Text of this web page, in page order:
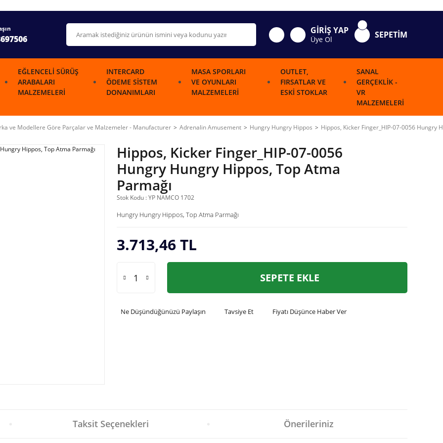
GİRİŞ YAP
Üye Ol SEPETİM
EĞLENCELI SÜRÜŞ
ARABALARI
MALZEMELERI
INTERCARD
ÖDEME SISTEM
DONANIMLARI
MASA SPORLARI
VE OYUNLARI
MALZEMELERI
OUTLET,
FIRSATLAR VE
ESKI STOKLAR
SANAL
GERÇEKLIK -
VR
MALZEMELERI
ve Modellere Göre Parçalar ve Malzemeler - Manufacturer Adrenalin Amusement Hungry Hungry Hippos Hippos, Kicker Finger_HIP-07-0056 Hungry
Hippos, Kicker Finger_HIP-07-0056
Hungry Hungry Hippos, Top Atma
Parmağı
Stok Kodu : YP NAMCO 1702
Hungry Hungry Hippos, Top Atma Parmağı
3.713,46 TL
SEPETE EKLE
Ne Düşündüğünüzü Paylaşın Tavsiye Et Fiyatı Düşünce Haber Ver
Taksit Seçenekleri Önerileriniz